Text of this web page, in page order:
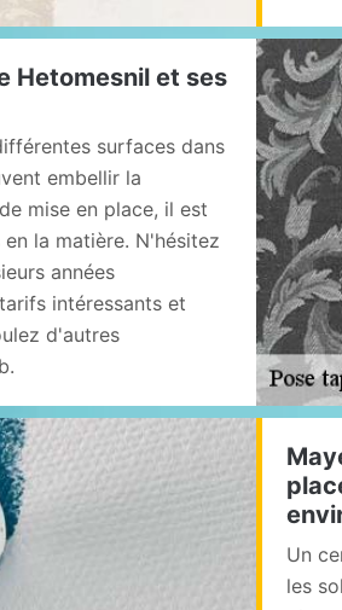
Hetomesnil et ses
surfaces dans
embellir la
mise en place, il est
la matière. N'hésitez
années
intéressants et
d'autres
Un
les